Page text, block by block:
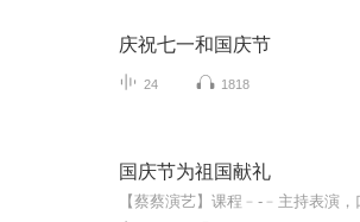
庆祝七一和国庆节
24 1818
国庆节为祖国献礼